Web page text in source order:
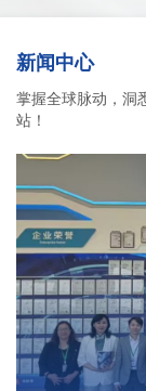
权 130 余项。
新闻中心
掌握全球脉动，洞
站！